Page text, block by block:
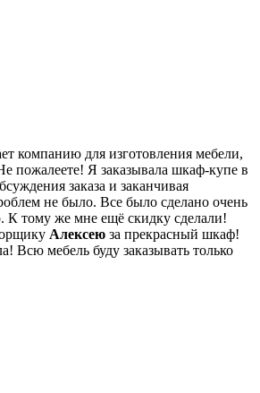
компанию для изготовления мебели,
пожалеете! Я заказывала шкаф-купе в
заказа и заканчивая
не было. Все было сделано очень
К тому же мне ещё скидку сделали!
Алексею за прекрасный шкаф!
Всю мебель буду заказывать только